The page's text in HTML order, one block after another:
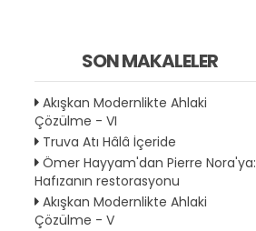
SON MAKALELER
Akışkan Modernlikte Ahlaki
Çözülme - VI
Truva Atı Hâlâ İçeride
Ömer Hayyam'dan Pierre Nora'ya:
Hafızanın restorasyonu
Akışkan Modernlikte Ahlaki
Çözülme - V